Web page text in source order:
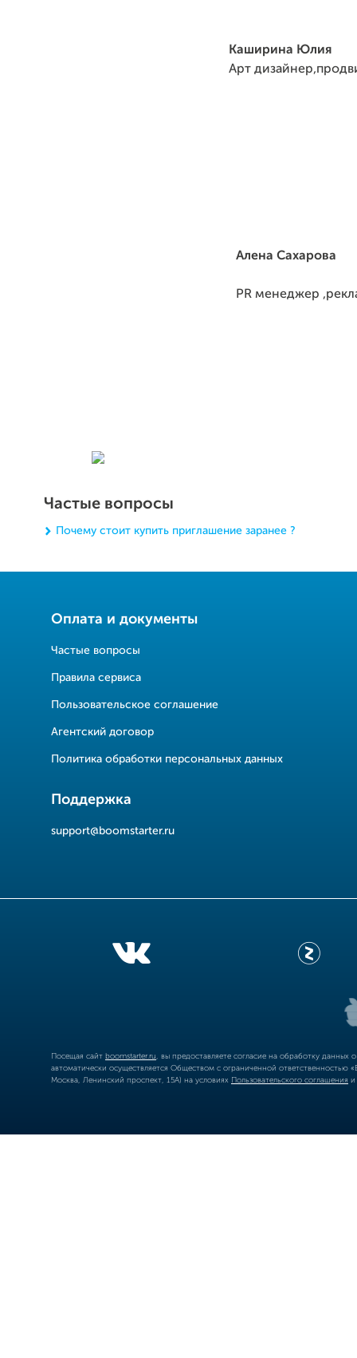
Каширина Юлия
Арт
Алена Сахарова
PR менеджер
Частые вопросы
Почему стоит купить приглашение заранее ?
Оплата и документы
Частые вопросы
Правила сервиса
Пользовательское соглашение
Агентский договор
Политика обработки персональных данных
Поддержка
support@boomstarter.ru
Посещая сайт boomstarter.ru , вы предоставляете согласие на обработку
автоматически осуществляется Обществом с ограниченной
Москва, Ленинский проспект, 15А) на условиях Пользовательского соглашения и